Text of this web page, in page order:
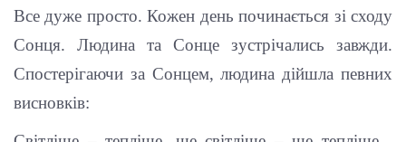
Все дуже просто. Кожен день починається зі сходу
Сонця. Людина та Сонце зустрічались завжди.
Спостерігаючи за Сонцем, людина дійшла певних
висновків: